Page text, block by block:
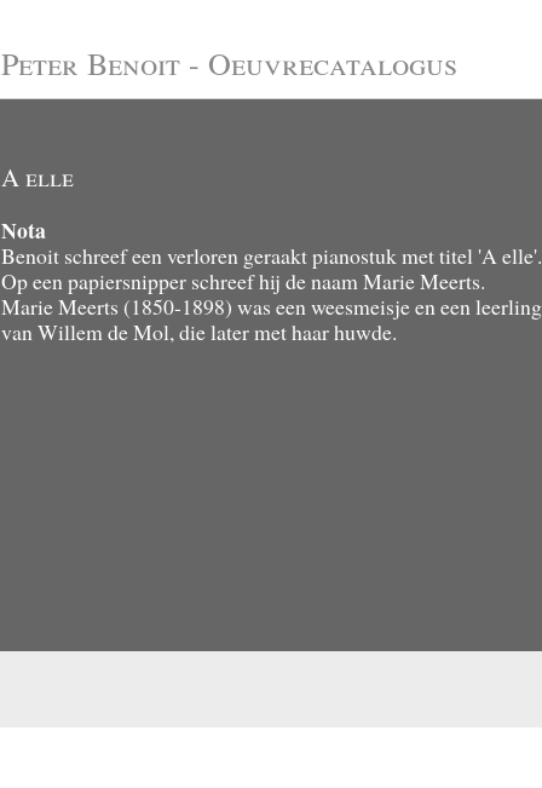
Peter Benoit - Oeuvrecatalogus
A elle
Nota
Benoit schreef een verloren geraakt pianostuk met titel 'A elle'.
Op een papiersnipper schreef hij de naam Marie Meerts.
Marie Meerts (1850-1898) was een weesmeisje en een
van Willem de Mol, die later met haar huwde.